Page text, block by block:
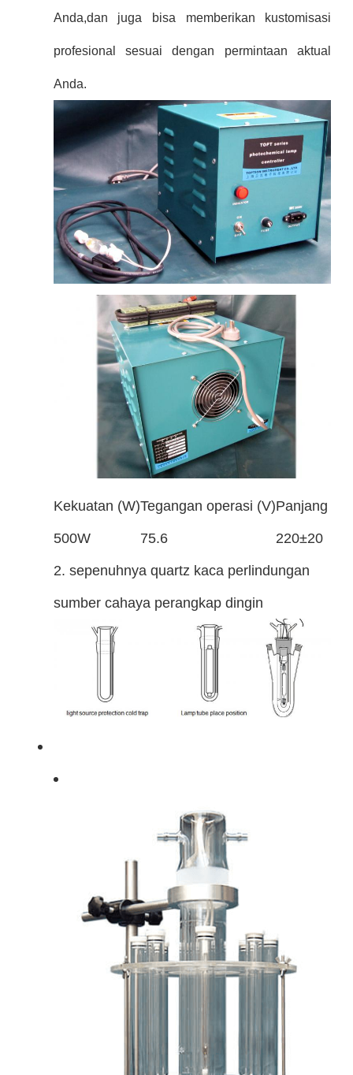
Anda,dan juga bisa memberikan kustomisasi
profesional sesuai dengan permintaan aktual
Anda.
Kekuatan (W)Tegangan operasi (V)Panjang
500W
75.6
220±20
2. sepenuhnya quartz kaca perlindungan
sumber cahaya perangkap dingin